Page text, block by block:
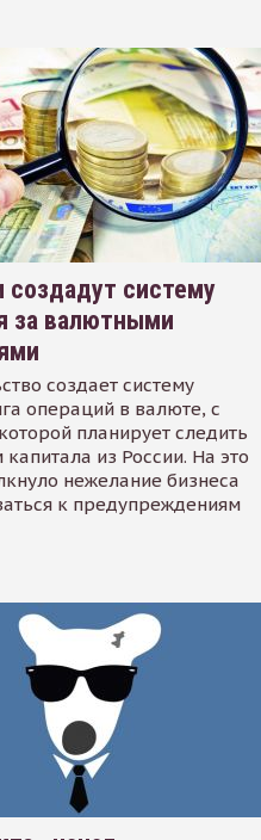
создадут систему
за валютными
создает систему
операций в валюте, с
планирует следить
капитала из России. На это
нежелание бизнеса
к предупреждениям